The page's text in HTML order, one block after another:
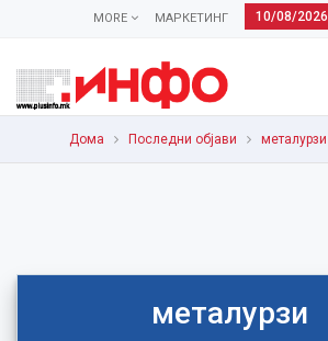
10/08/2026
МАРКЕТИНГ
MORE
Дома Последни објави металурзи
металурзи